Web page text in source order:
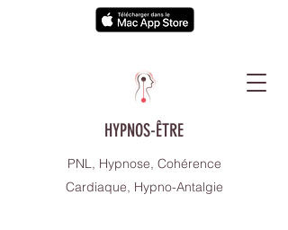
HYPNOS-ÊTRE
PNL, Hypnose, Cohérence
Cardiaque, Hypno-Antalgie